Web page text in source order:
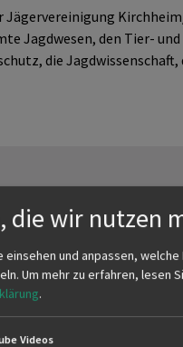
Jägervereinigung
Jagdwesen, den Tier-
die
UNS VOR
Kirchheim/Teck
die wir nutzen
einsehen und anpassen,
Um mehr zu erfahren, lesen
.
Videos